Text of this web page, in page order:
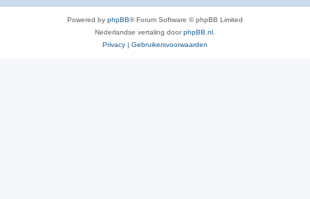
Powered by phpBB® Forum Software © phpBB Limited
Nederlandse vertaling doorphpBB.nl
Privacy | Gebruikersvoorwaarden